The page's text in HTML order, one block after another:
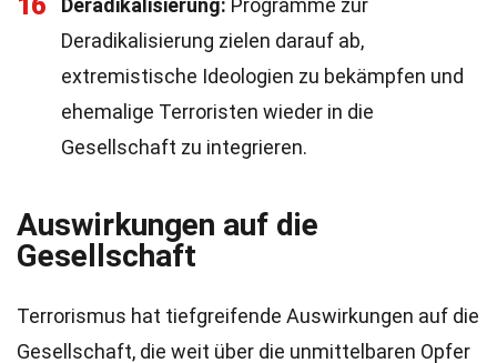
Deradikalisierung: Programme zur
Deradikalisierung zielen darauf ab,
extremistische Ideologien zu bekämpfen und
ehemalige Terroristen wieder in die
Gesellschaft zu integrieren.
Auswirkungen auf die
Gesellschaft
Terrorismus hat tiefgreifende Auswirkungen auf die
Gesellschaft, die weit über die unmittelbaren Opfer